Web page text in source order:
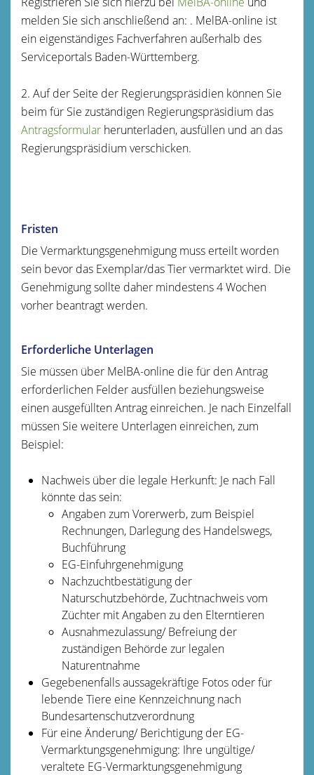
melden Sie sich anschließend an: . MelBA-online ist
ein eigenständiges Fachverfahren außerhalb des
Serviceportals Baden-Württemberg.
2. Auf der Seite der Regierungspräsidien können Sie
beim für Sie zuständigen Regierungspräsidium das
Antragsformular herunterladen, ausfüllen und an das
Regierungspräsidium verschicken.
Fristen
Die Vermarktungsgenehmigung muss erteilt worden
sein bevor das Exemplar/das Tier vermarktet wird. Die
Genehmigung sollte daher mindestens 4 Wochen
vorher beantragt werden.
Erforderliche Unterlagen
Sie müssen über MelBA-online die für den Antrag
erforderlichen Felder ausfüllen beziehungsweise
einen ausgefüllten Antrag einreichen. Je nach Einzelfall
müssen Sie weitere Unterlagen einreichen, zum
Beispiel:
Nachweis über die legale Herkunft: Je nach Fall
könnte das sein:
Angaben zum Vorerwerb, zum Beispiel
Rechnungen, Darlegung des Handelswegs,
Buchführung
EG-Einfuhrgenehmigung
Nachzuchtbestätigung der
Naturschutzbehörde, Zuchtnachweis vom
Züchter mit Angaben zu den Elterntieren
Ausnahmezulassung/ Befreiung der
zuständigen Behörde zur legalen
Naturentnahme
Gegebenenfalls aussagekräftige Fotos oder für
lebende Tiere eine Kennzeichnung nach
Bundesartenschutzverordnung
Für eine Änderung/ Berichtigung der EG-
Vermarktungsgenehmigung: Ihre ungültige/
veraltete EG-Vermarktungsgenehmigung